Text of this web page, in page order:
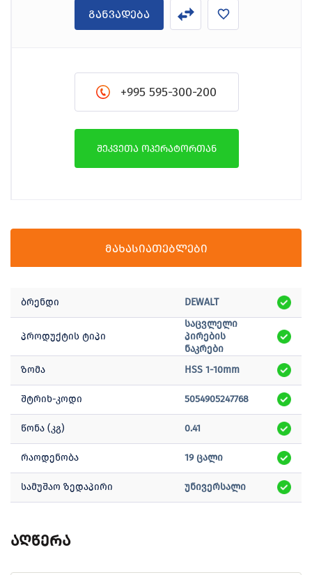
განვადება
+995 595-300-200
შეკვეთა ოპერატორთან
მახასიათებლები
ბრენდი DEWALT
პროდუქტის ტიპი
საცვლელი
პირების
ნაკრები
ზომა
HSS 1-10mm
შტრიხ-კოდი 5054905247768
წონა (კგ) 0.41
რაოდენობა 19 ცალი
სამუშაო ზედაპირი უნივერსალი
აღწერა